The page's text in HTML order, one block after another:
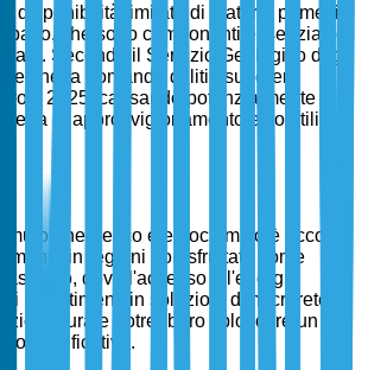
disponibilità limitata di materie prime, in
che sono componenti essenziali di
Secondo il Servizio Geologico degli
che la domanda di litio supererà
il 2025, causando potenzialmente
di approvvigionamento e volatilità
energetico elettrochimico è ricco di
in regioni non sfruttate come
asiatico, dove l'accesso all'energia
investimenti in soluzioni di microrete e
rurale potrebbero sbloccare un
significativo.